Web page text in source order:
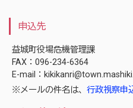
申込先
益城町役場危機管理課
FAX：096-234-6364
E-mail：
※メールの件名は、行政視察申